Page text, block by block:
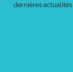
dernières